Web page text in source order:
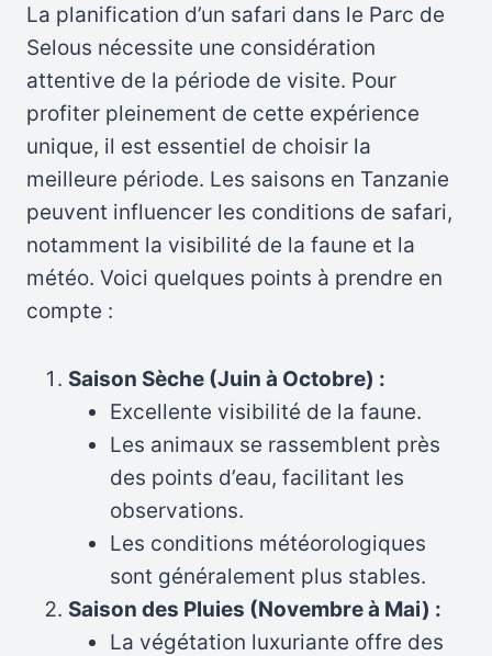
La planification d’un safari dans le Parc de
Selous nécessite une considération
attentive de la période de visite. Pour
profiter pleinement de cette expérience
unique, il est essentiel de choisir la
meilleure période. Les saisons en Tanzanie
peuvent influencer les conditions de safari,
notamment la visibilité de la faune et la
météo. Voici quelques points à prendre en
compte :
Saison Sèche (Juin à Octobre) :
Excellente visibilité de la faune.
Les animaux se rassemblent près
des points d’eau, facilitant les
observations.
Les conditions météorologiques
sont généralement plus stables.
Saison des Pluies (Novembre à Mai) :
La végétation luxuriante offre des